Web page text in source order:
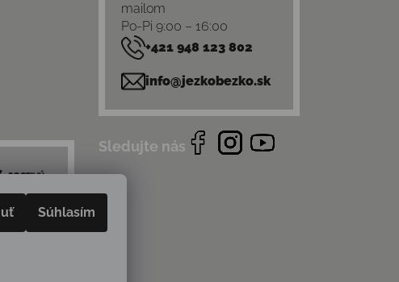
Súhlasím
mailom
Po-Pi 9:00 – 16:00
+421 948 123 802
info@jezkobezko.sk
Sledujte nás